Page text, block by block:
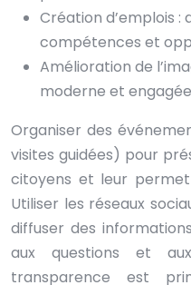
Création d’emplois
compétences et
Amélioration de
moderne et
Organiser des
visites guidées) pour
citoyens et leur
Utiliser les réseaux
diffuser des
aux questions et
transparence est